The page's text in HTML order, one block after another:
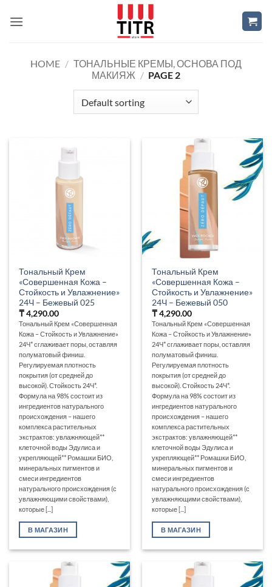
HOME / ТОНАЛЬНЫЕ КРЕМЫ, ОСНОВА ПОД
МАКИЯЖ / PAGE 2
Тональный Крем
«Совершенная Кожа –
Стойкость и Увлажнение»
24Ч – Бежевый 025
₸4,290.00
Тональный Крем «Совершенная
Кожа – Стойкость и Увлажнение»
24Ч* сглаживает поры, оставляя
полуматовый финиш.
Регулируемая плотность
покрытия (от средней до
высокой). Стойкость 24Ч*.
Формула на 98% состоит из
ингредиентов натурального
происхождения – нашего
комплекса растительных
экстрактов: увлажняющей**
клеточной воды Эдулиса и
укрепляющей** Ромашки БИО,
минеральных пигментов и
смеси ингредиентов
натурального происхождения (с
увлажняющими свойствами),
которые [...]
В МАГАЗИН
Тональный Крем
«Совершенная Кожа –
Стойкость и Увлажнение»
24Ч – Бежевый 050
₸4,290.00
Тональный Крем «Совершенная
Кожа – Стойкость и Увлажнение»
24Ч* сглаживает поры, оставляя
полуматовый финиш.
Регулируемая плотность
покрытия (от средней до
высокой). Стойкость 24Ч*.
Формула на 98% состоит из
ингредиентов натурального
происхождения – нашего
комплекса растительных
экстрактов: увлажняющей**
клеточной воды Эдулиса и
укрепляющей** Ромашки БИО,
минеральных пигментов и
смеси ингредиентов
натурального происхождения (с
увлажняющими свойствами),
которые [...]
В МАГАЗИН